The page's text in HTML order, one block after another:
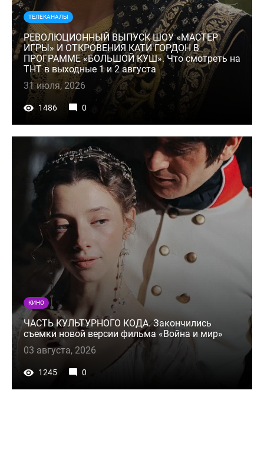
ТЕЛЕКАНАЛЫ
РЕВОЛЮЦИОННЫЙ ВЫПУСК ШОУ «МАСТЕР
ИГРЫ» И ОТКРОВЕНИЯ КАТИ ГОРДОН В
ПРОГРАММЕ «БОЛЬШОЙ КУШ». Что смотреть на
ТНТ в выходные 1 и 2 августа
31 июля, 2026
1486 0
КИНО
ЧАСТЬ КУЛЬТУРНОГО КОДА. Закончились
съемки новой версии фильма «Война и мир»
03 августа, 2026
1245 0